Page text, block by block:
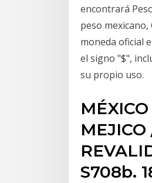
encontrará
peso
moneda oficial
el signo "$",
su propio uso.
S708b.